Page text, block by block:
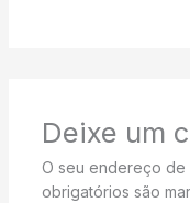
Deixe um
O seu endereço de
obrigatórios são